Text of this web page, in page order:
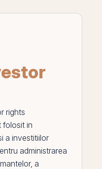
rights
folosit in
a investitiilor
administrarea
a